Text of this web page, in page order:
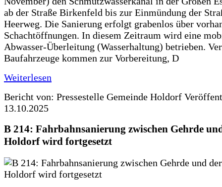
ab der Straße Birkenfeld bis zur Einmündung der
Heerweg. Die Sanierung erfolgt grabenlos über
Schachtöffnungen. In diesem Zeitraum wird eine
Abwasser-Überleitung (Wasserhaltung) betrieben.
Baufahrzeuge kommen zur Vorbereitung, D
Weiterlesen
Bericht von: Pressestelle Gemeinde Holdorf
13.10.2025
B 214: Fahrbahnsanierung zwischen Gehrde
Holdorf wird fortgesetzt